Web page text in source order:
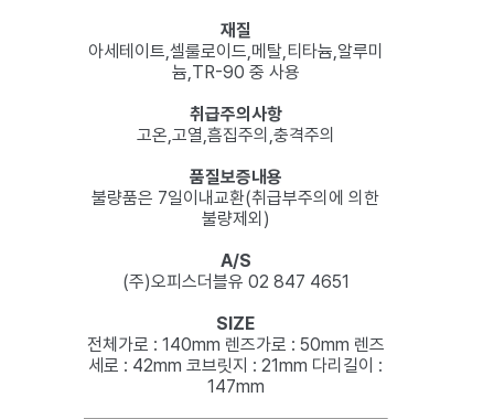
재질
아세테이트,셀룰로이드,메탈,티타늄,알루미
늄,TR-90 중 사용
취급주의사항
고온,고열,흠집주의,충격주의
품질보증내용
불량품은 7일이내교환(취급부주의에 의한
불량제외)
A/S
(주)오피스더블유 02 847 4651
SIZE
전체가로 : 140mm 렌즈가로 : 50mm 렌즈
세로 : 42mm 코브릿지 : 21mm 다리길이 :
147mm